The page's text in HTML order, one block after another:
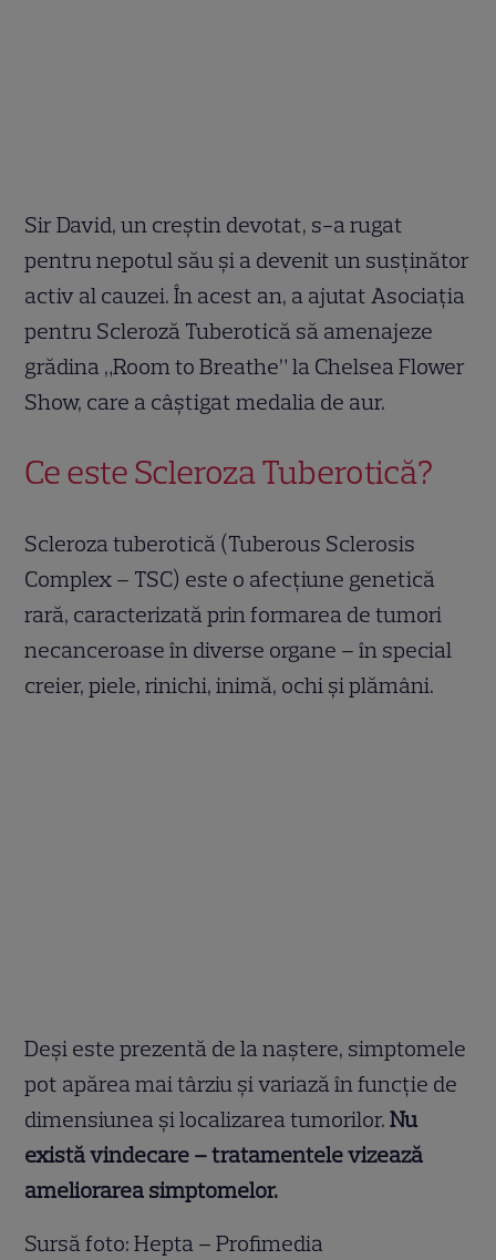
Sir David, un creștin devotat, s-a rugat
pentru nepotul său și a devenit un susținător
activ al cauzei. În acest an, a ajutat Asociația
pentru Scleroză Tuberotică să amenajeze
grădina „Room to Breathe” la Chelsea Flower
Show, care a câștigat medalia de aur.
Ce este Scleroza Tuberotică?
Scleroza tuberotică (Tuberous Sclerosis
Complex – TSC) este o afecțiune genetică
rară, caracterizată prin formarea de tumori
necanceroase în diverse organe – în special
creier, piele, rinichi, inimă, ochi și plămâni.
Deși este prezentă de la naștere, simptomele
pot apărea mai târziu și variază în funcție de
dimensiunea și localizarea tumorilor.Nu
există vindecare – tratamentele vizează
ameliorarea simptomelor.
Sursă foto: Hepta – Profimedia